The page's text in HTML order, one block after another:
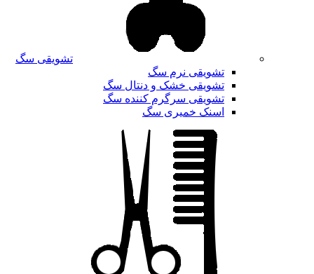
تشویقی سگ
تشویقی نرم سگ
تشویقی خشک و دنتال سگ
تشویقی سرگرم کننده سگ
اسنک خمیری سگ